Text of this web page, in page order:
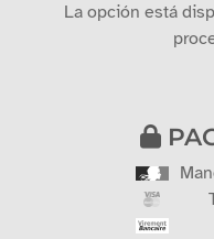
La opción está